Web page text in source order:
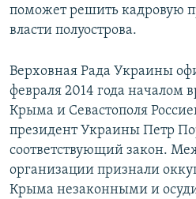
поможет решить кадровую
власти полуострова.
Верховная Рада Украины
февраля 2014 года началом
Крыма и Севастополя
президент Украины Петр
соответствующий закон.
организации признали
Крыма незаконными и